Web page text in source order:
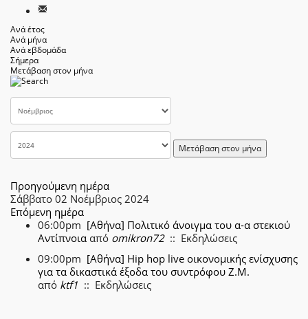
Ανά έτος
Ανά μήνα
Ανά εβδομάδα
Σήμερα
Μετάβαση στον μήνα
Μετάβαση στον μήνα
Προηγούμενη ημέρα
Σάββατο 02 Νοέμβριος 2024
Επόμενη ημέρα
06:00pm [Αθήνα] Πολιτικό άνοιγμα του α-α στεκιού
Αντίπνοια από omikron72:: Εκδηλώσεις
09:00pm [Αθήνα] Hip hop live οικονομικής ενίσχυσης
για τα δικαστικά έξοδα του συντρόφου Ζ.Μ.
από ktf1 :: Εκδηλώσεις